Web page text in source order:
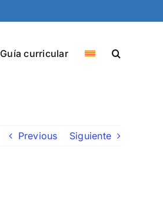
Guía curricular
Previous Siguiente